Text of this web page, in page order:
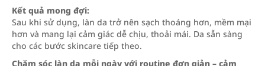
Kết quả mong đợi:
Sau khi sử dụng, làn da trở nên sạch thoáng hơn, mềm mại
hơn và mang lại cảm giác dễ chịu, thoải mái. Da sẵn sàng
cho các bước skincare tiếp theo.
Chăm sóc làn da mỗi ngày với routine đơn giản – cảm